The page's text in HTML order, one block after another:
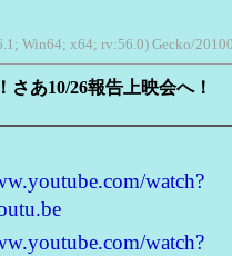
Win64; x64; rv:56.0) Gecko/
あ10/26報告上映会へ！
watch?
watch?